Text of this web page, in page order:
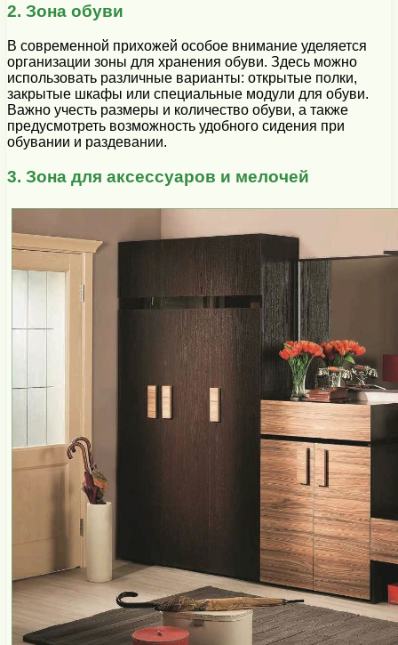
2. Зона обуви
В современной прихожей особое внимание уделяется
организации зоны для хранения обуви. Здесь можно
использовать различные варианты: открытые полки,
закрытые шкафы или специальные модули для обуви.
Важно учесть размеры и количество обуви, а также
предусмотреть возможность удобного сидения при
обувании и раздевании.
3. Зона для аксессуаров и мелочей